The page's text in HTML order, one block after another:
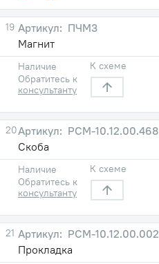
19
ПЧМ3
Магнит
Наличие
Обратитесь к
консультанту
К схеме
20
РСМ-10.12.00.468
Скоба
Наличие
Обратитесь к
консультанту
К схеме
21
РСМ-10.12.00.002
Прокладка